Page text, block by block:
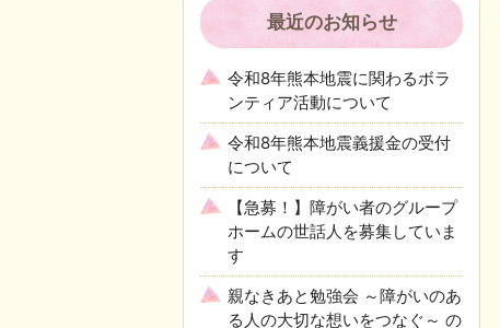
最近のお知らせ
令和8年熊本地震に関わるボラ
ンティア活動について
令和8年熊本地震義援金の受付
について
【急募！】障がい者のグループ
ホームの世話人を募集していま
す
親なきあと勉強会 ～障がいのあ
る人の大切な想いをつなぐ～ の